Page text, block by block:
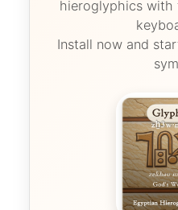
hieroglyphics with
Install now and